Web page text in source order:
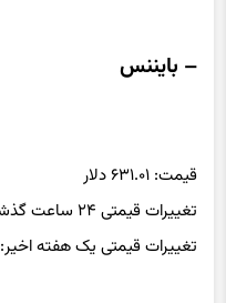
– بایننس
قیمت: ۶۳۱.۰۱ دلار
تغییرات قیمتی ۲۴ ساعت گذشته: ۰.۳۲ درصد افزایش
تغییرات قیمتی یک هفته اخیر: ۳.۰۵ درصد افزایش